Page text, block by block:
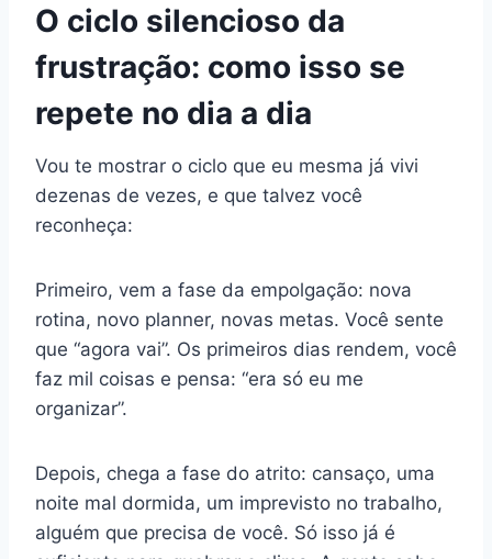
O ciclo silencioso da
frustração: como isso se
repete no dia a dia
Vou te mostrar o ciclo que eu mesma já vivi
dezenas de vezes, e que talvez você
reconheça:
Primeiro, vem a fase da empolgação: nova
rotina, novo planner, novas metas. Você sente
que “agora vai”. Os primeiros dias rendem, você
faz mil coisas e pensa: “era só eu me
organizar”.
Depois, chega a fase do atrito: cansaço, uma
noite mal dormida, um imprevisto no trabalho,
alguém que precisa de você. Só isso já é